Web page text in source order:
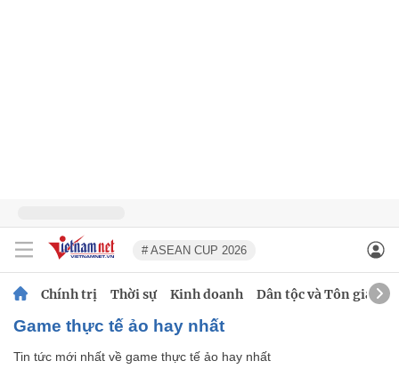
# ASEAN CUP 2026
Chính trị Thời sự Kinh doanh Dân tộc và Tôn giáo
game thực tế ảo hay nhất
Tin tức mới nhất về game thực tế ảo hay nhất